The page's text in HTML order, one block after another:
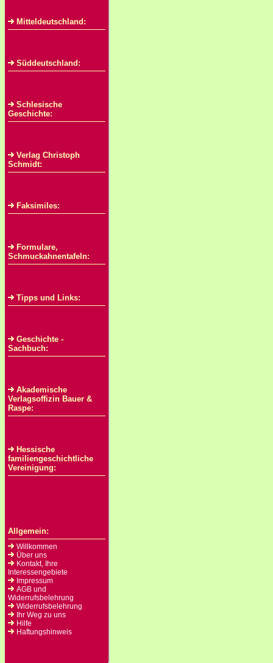
Mitteldeutschland:
Süddeutschland:
Schlesische
Geschichte:
Verlag Christoph
Schmidt:
Faksimiles:
Formulare,
Schmuckahnentafeln:
Tipps und Links:
Geschichte -
Sachbuch:
Akademische
Verlagsoffizin Bauer &
Raspe:
Hessische
familiengeschichtliche
Vereinigung:
Allgemein:
Willkommen
Über uns
Kontakt, Ihre
Interessengebiete
Impressum
AGB und
Widerrufsbelehrung
Widerrufsbelehrung
Ihr Weg zu uns
Hilfe
Haftungshinweis